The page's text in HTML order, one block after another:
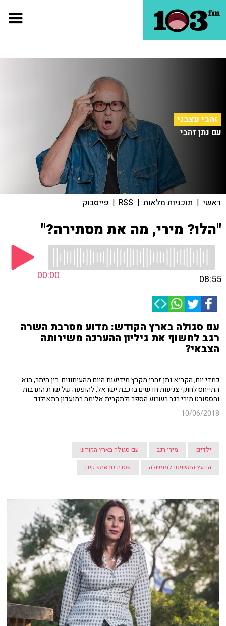
זהבי עצבני
עם נתן זהבי
ראשי | תוכניות מלאות |
RSS
| פייסבוק
"הלו? מירי, מה את מסתירה?"
00:00 08:55
עם סגולה בארץ הקודש: מדוע מסרבת השרה
רגב לחשוף את גיליון ההערכה משירותה
הצבאי?
כמדי יום, הקריא נתן זהבי מקבץ מידיעות היום מהעיתונים. בין היתר, הוא
התייחס לחוקי צניעות חדשים ברכבת ישראל, להופעה של שרת התרבות
והספורט מירי רגב בשבוע הספר ולתקרית אלימה במועדון בתאילנד.
10/06/2018
ילדים מירי רגב
עם סגולה בארץ הקודש
היועץ המשפטי לממשלה
פסגת טראמפ קים